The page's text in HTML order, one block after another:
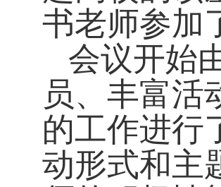
书老师参加
会议开始
员、丰富活
的工作进行
动形式和主